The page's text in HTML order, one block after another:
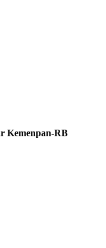
Kemenpan-RB